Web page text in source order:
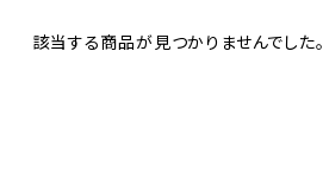
該当する商品が見つかりませんでした。